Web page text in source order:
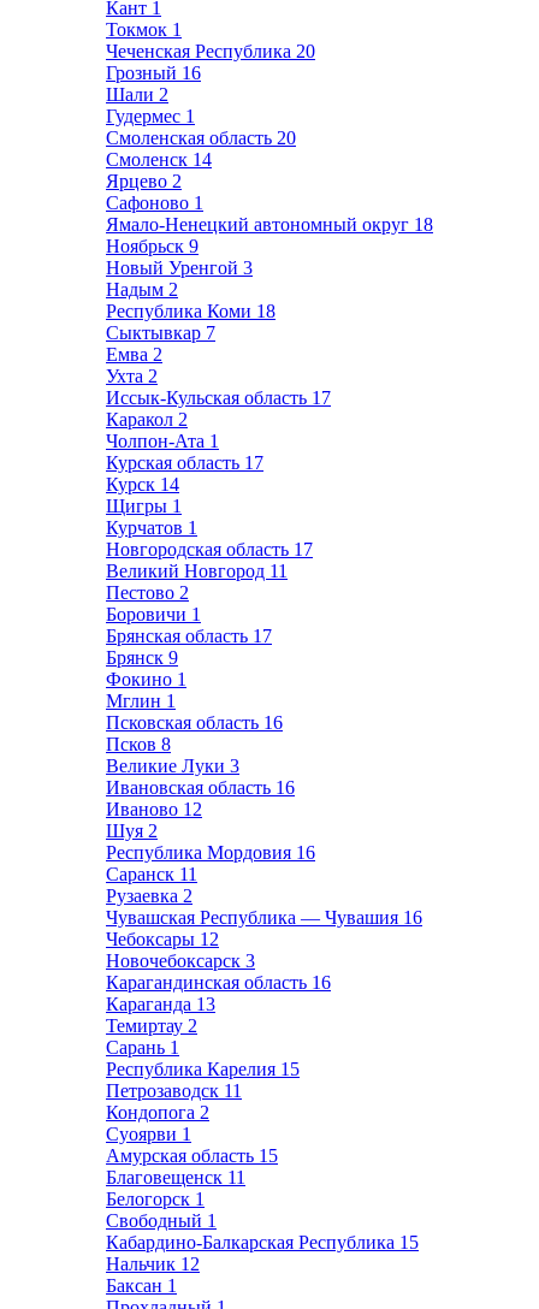
Кант 1
Токмок 1
Чеченская Республика 20
Грозный 16
Шали 2
Гудермес 1
Смоленская область 20
Смоленск 14
Ярцево 2
Сафоново 1
Ямало-Ненецкий автономный округ 18
Ноябрьск 9
Новый Уренгой 3
Надым 2
Республика Коми 18
Сыктывкар 7
Емва 2
Ухта 2
Иссык-Кульская область 17
Каракол 2
Чолпон-Ата 1
Курская область 17
Курск 14
Щигры 1
Курчатов 1
Новгородская область 17
Великий Новгород 11
Пестово 2
Боровичи 1
Брянская область 17
Брянск 9
Фокино 1
Мглин 1
Псковская область 16
Псков 8
Великие Луки 3
Ивановская область 16
Иваново 12
Шуя 2
Республика Мордовия 16
Саранск 11
Рузаевка 2
Чувашская Республика — Чувашия 16
Чебоксары 12
Новочебоксарск 3
Карагандинская область 16
Караганда 13
Темиртау 2
Сарань 1
Республика Карелия 15
Петрозаводск 11
Кондопога 2
Суоярви 1
Амурская область 15
Благовещенск 11
Белогорск 1
Свободный 1
Кабардино-Балкарская Республика 15
Нальчик 12
Баксан 1